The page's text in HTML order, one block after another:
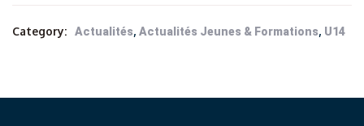
Category: Actualités, Actualités Jeunes & Formations, U14